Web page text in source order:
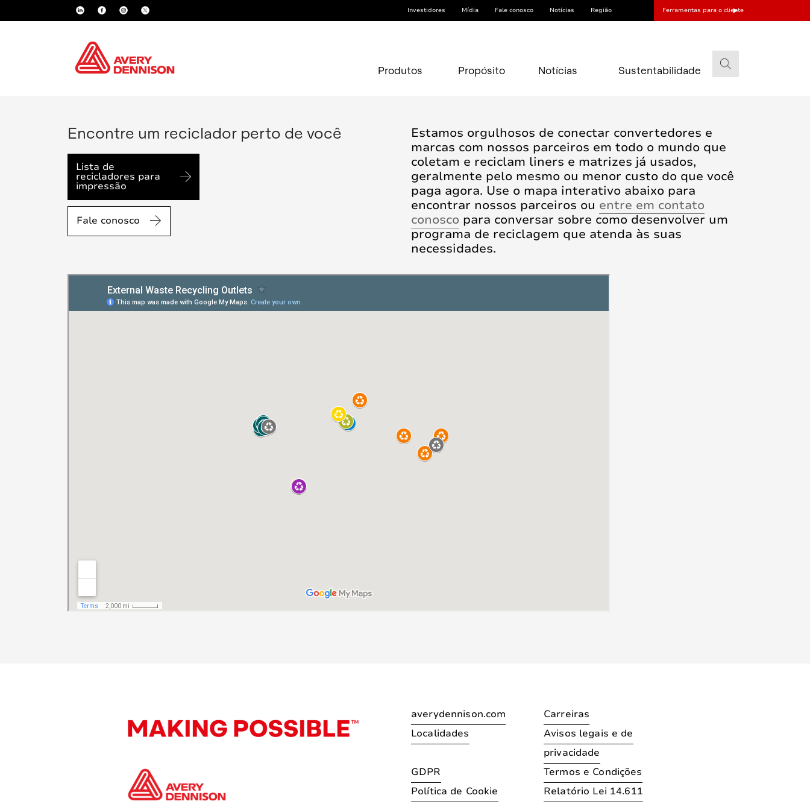
Investidores Mídia Fale conosco Notícias Região Ferramentas para o cliente
Produtos Propósito Notícias Sustentabilidade
Encontre um reciclador perto de você
Lista de
recicladores para
impressão
Fale conosco
Estamos orgulhosos de conectar convertedores e
marcas com nossos parceiros em todo o mundo que
coletam e reciclam liners e matrizes já usados,
geralmente pelo mesmo ou menor custo do que você
paga agora. Use o mapa interativo abaixo para
encontrar nossos parceiros ou entre em contato
conosco para conversar sobre como desenvolver um
programa de reciclagem que atenda às suas
necessidades.
averydennison.com
Carreiras
Localidades
Avisos legais e de
privacidade
GDPR
Termos e Condições
Política de Cookie
Relatório Lei 14.611